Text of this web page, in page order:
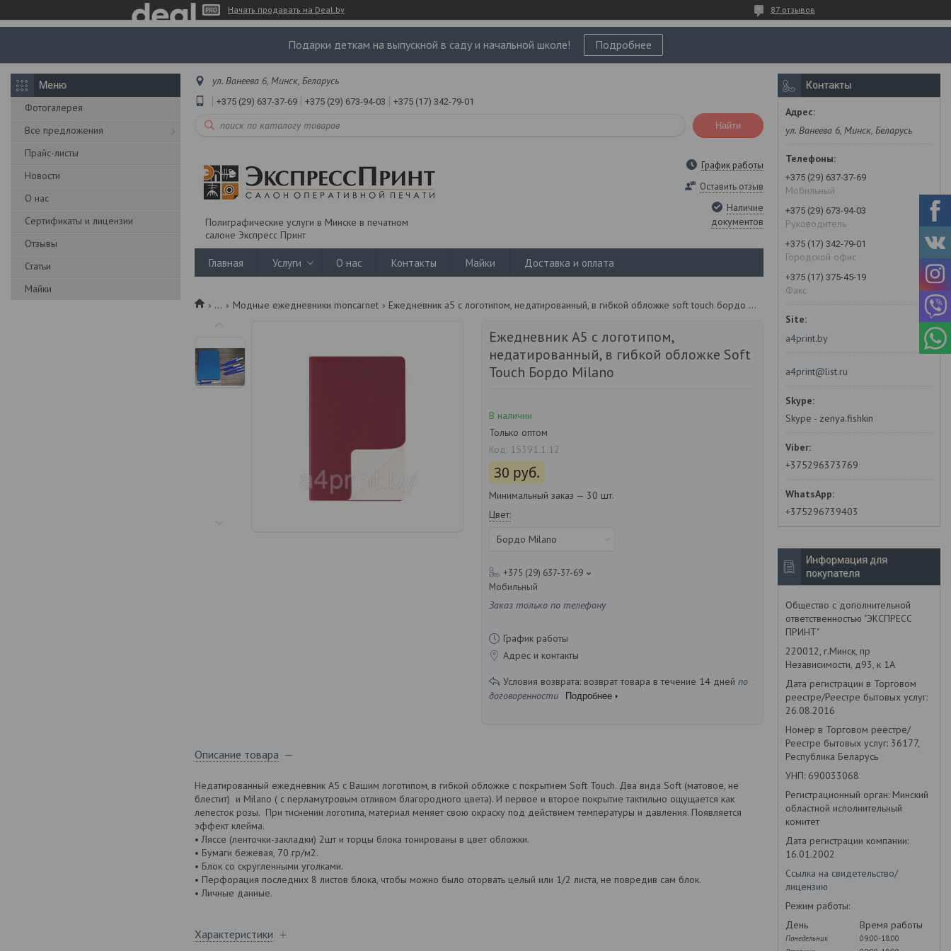
Начать продавать на Deal.by 87 отзывов
Подарки деткам на выпускной в саду и начальной школе! Подробнее
Фотогалерея
Все предложения
Прайс-листы
Новости
О нас
Сертификаты и лицензии
Отзывы
Статьи
Майки
ул. Ванеева 6, Минск, Беларусь
+375 (29) 637-37-69 +375 (29) 673-94-03 +375 (17) 342-79-01
Найти
Полиграфические услуги в Минске в печатном
салоне Экспресс Принт
График работы
Оставить отзыв
Наличие
документов
Главная Услуги О нас Контакты Майки Доставка и оплата
... Модные ежедневники moncarnet Ежедневник а5 с логотипом, недатированный, в гибкой обложке soft touch бордо milano
Ежедневник А5 с логотипом,
недатированный, в гибкой обложке Soft
Touch Бордо Milano
В наличии
Только оптом
Код: 15391.1.12
30 руб.
Минимальный заказ — 30 шт.
Цвет:
Бордо Milano
+375 (29) 637-37-69
Мобильный
Заказ только по телефону
График работы
Адрес и контакты
возврат товара в течение 14 дней по
договоренности
Подробнее
Описание товара
Недатированный ежедневник А5 с Вашим логотипом, в гибкой обложке с покрытием Soft Touch. Два вида Soft (матовое, не
блестит) и Milano ( с перламутровым отливом благородного цвета). И первое и второе покрытие тактильно ощущается как
лепесток розы. При тиснении логотипа, материал меняет свою окраску под действием температуры и давления. Появляется
эффект клейма.
• Ляссе (ленточки-закладки) 2шт и торцы блока тонированы в цвет обложки.
• Бумаги бежевая, 70 гр/м2.
• Блок со скругленными уголками.
• Перфорация последних 8 листов блока, чтобы можно было оторвать целый или 1/2 листа, не повредив сам блок.
• Личные данные.
Характеристики
Контакты
ул. Ванеева 6, Минск, Беларусь
+375 (29) 637-37-69
Мобильный
+375 (29) 673-94-03
Руководитель
+375 (17) 342-79-01
Городской офис
+375 (17) 375-45-19
Факс
a4print.by
a4print@list.ru
Skype - zenya.fishkin
+375296373769
+375296739403
Информация для
покупателя
Общество с дополнительной
ответственностью "ЭКСПРЕСС
ПРИНТ"
220012, г.Минск, пр
Независимости, д93, к 1А
Дата регистрации в Торговом
реестре/Реестре бытовых услуг:
26.08.2016
Номер в Торговом реестре/
Реестре бытовых услуг: 36177,
Республика Беларусь
УНП: 690033068
Регистрационный орган: Минский
областной исполнительный
комитет
Дата регистрации компании:
16.01.2002
Ссылка на свидетельство/
лицензию
Режим работы:
День
Время работы
Понедельник
09:00-18:00